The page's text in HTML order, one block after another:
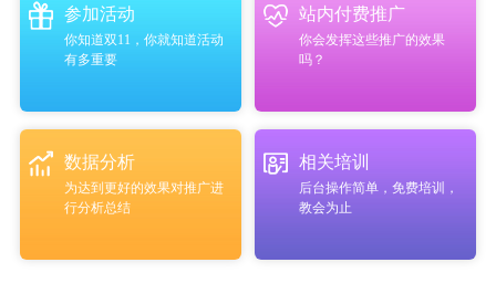
参加活动
你知道双11，你就知道活动
有多重要
站内付费推广
你会发挥这些推广的效果
吗？
数据分析
为达到更好的效果对推广进
行分析总结
相关培训
后台操作简单，免费培训，
教会为止